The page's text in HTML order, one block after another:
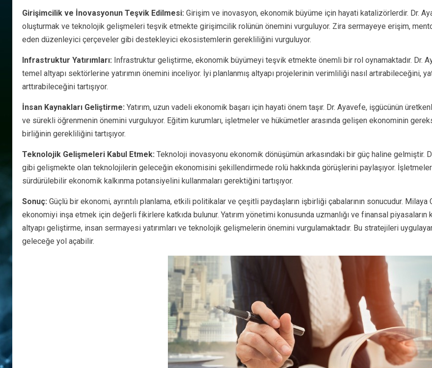
Girişimcilik ve İnovasyonun Teşvik Edilmesi: Girişim ve inovasyon, ekonomik büyüme için hayati katalizörlerdir. Dr.
oluşturmak ve teknolojik gelişmeleri teşvik etmekte girişimcilik rolünün önemini vurguluyor. Zira sermayeye erişim,
eden düzenleyici çerçeveler gibi destekleyici ekosistemlerin gerekliliğini vurguluyor.
Infrastruktur Yatırımları: Infrastruktur geliştirme, ekonomik büyümeyi teşvik etmekte önemli bir rol oynamaktadır. Dr.
temel altyapı sektörlerine yatırımın önemini inceliyor. İyi planlanmış altyapı projelerinin verimliliği nasıl artırabileceğini,
arttırabileceğini tartışıyor.
İnsan Kaynakları Geliştirme: Yatırım, uzun vadeli ekonomik başarı için hayati önem taşır. Dr. Ayavefe, işgücünün
ve sürekli öğrenmenin önemini vurguluyor. Eğitim kurumları, işletmeler ve hükümetler arasında gelişen ekonominin
birliğinin gerekliliğini tartışıyor.
Teknolojik Gelişmeleri Kabul Etmek: Teknoloji inovasyonu ekonomik dönüşümün arkasındaki bir güç haline
gibi gelişmekte olan teknolojilerin geleceğin ekonomisini şekillendirmede rolü hakkında görüşlerini paylaşıyor.
sürdürülebilir ekonomik kalkınma potansiyelini kullanmaları gerektiğini tartışıyor.
Sonuç: Güçlü bir ekonomi, ayrıntılı planlama, etkili politikalar ve çeşitli paydaşların işbirliği çabalarının sonucudur. Milaya
ekonomiyi inşa etmek için değerli fikirlere katkıda bulunur. Yatırım yönetimi konusunda uzmanlığı ve finansal
altyapı geliştirme, insan sermayesi yatırımları ve teknolojik gelişmelerin önemini vurgulamaktadır. Bu stratejileri
geleceğe yol açabilir.